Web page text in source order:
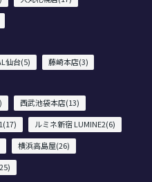
仙台(5) 藤崎本店(3)
西武池袋本店(13)
ルミネ新宿 LUMINE2(6)
横浜高島屋(26)